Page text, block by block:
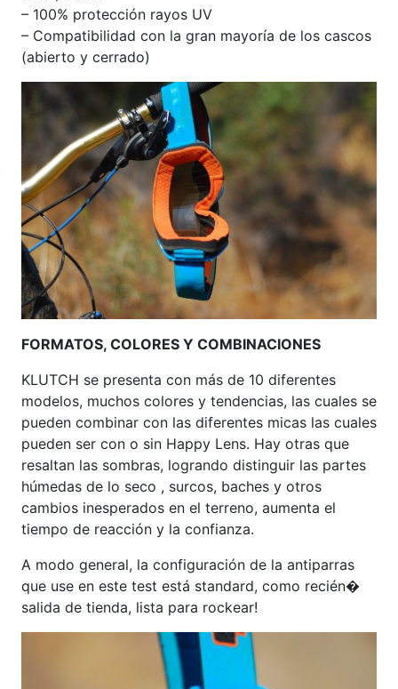
– 100% protección rayos UV
– Compatibilidad con la gran mayoría de los cascos
(abierto y cerrado)
FORMATOS, COLORES Y COMBINACIONES
KLUTCH se presenta con más de 10 diferentes
modelos, muchos colores y tendencias, las cuales se
pueden combinar con las diferentes micas las cuales
pueden ser con o sin Happy Lens. Hay otras que
resaltan las sombras, logrando distinguir las partes
húmedas de lo seco , surcos, baches y otros
cambios inesperados en el terreno, aumenta el
tiempo de reacción y la confianza.
A modo general, la configuración de la antiparras
que use en este test está standard, como recién�
salida de tienda, lista para rockear!